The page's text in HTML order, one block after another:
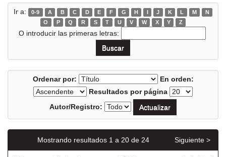
Ir a: 0-9 A B C D E F G H I J K L M
N
O
P Q R S T U V W X Y Z
O introducir las primeras letras:
Ordenar por:
En orden:
Resultados por página
Autor/Registro:
Mostrando resultados 1 a 20 de 24 Siguiente >